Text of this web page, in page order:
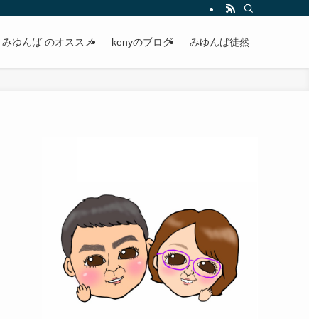
みゆんば のオススメ kenyのブログ みゆんば徒然